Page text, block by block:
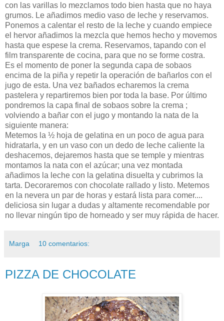
con las varillas lo mezclamos todo bien hasta que no haya
grumos. Le añadimos medio vaso de leche y reservamos.
Ponemos a calentar el resto de la leche y cuando empiece
el hervor añadimos la mezcla que hemos hecho y movemos
hasta que espese la crema. Reservamos, tapando con el
film transparente de cocina, para que no se forme costra.
Es el momento de poner la segunda capa de sobaos
encima de la piña y repetir la operación de bañarlos con el
jugo de esta. Una vez bañados echaremos la crema
pastelera y repartiremos bien por toda la base. Por último
pondremos la capa final de sobaos sobre la crema ;
volviendo a bañar con el jugo y montando la nata de la
siguiente manera:
Metemos la ½ hoja de gelatina en un poco de agua para
hidratarla, y en un vaso con un dedo de leche caliente la
deshacemos, dejaremos hasta que se temple y mientras
montamos la nata con el azúcar; una vez montada
añadimos la leche con la gelatina disuelta y cubrimos la
tarta. Decoraremos con chocolate rallado y listo. Metemos
en la nevera un par de horas y estará lista para comer....
deliciosa sin lugar a dudas y altamente recomendable por
no llevar ningún tipo de horneado y ser muy rápida de hacer.
Marga 10 comentarios:
PIZZA DE CHOCOLATE